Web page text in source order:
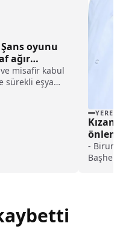
oyunu
ağır
misafir kabul
sürekli eşya
YEREL
haberi
- Biruni